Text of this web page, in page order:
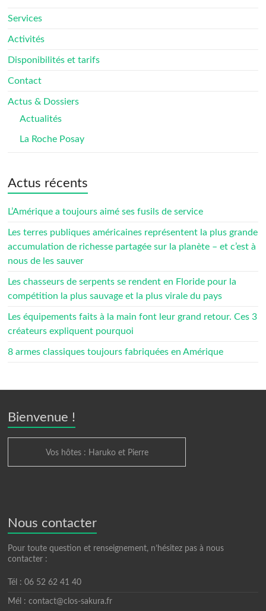
Services
Activités
Disponibilités et tarifs
Contact
Actus & Dossiers
Actualités
La Roche Posay
Actus récents
L’Amérique a toujours aimé ses fusils de service
Les terres publiques américaines représentent la plus grande
accumulation de richesse partagée sur la planète – et c’est à
nous de les sauver
Les chasseurs de serpents se rendent en Floride pour la
compétition la plus sauvage et la plus virale du pays
Les équipements faits à la main font leur grand retour. Ces 3
créateurs expliquent pourquoi
8 armes classiques toujours fabriquées en Amérique
Bienvenue !
Vos hôtes : Haruko et Pierre
Nous contacter
Pour toute question et renseignement, n’hésitez pas à nous
contacter :
Tél : 06 52 62 41 40
Mél : contact@clos-sakura.fr